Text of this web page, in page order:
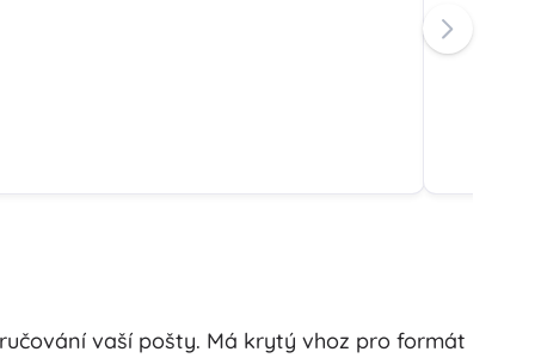
vaší pošty. Má krytý vhoz pro formát